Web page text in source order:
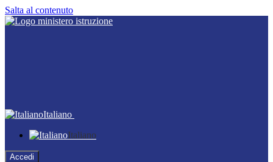
Salta al contenuto
Italiano
Italiano
Accedi